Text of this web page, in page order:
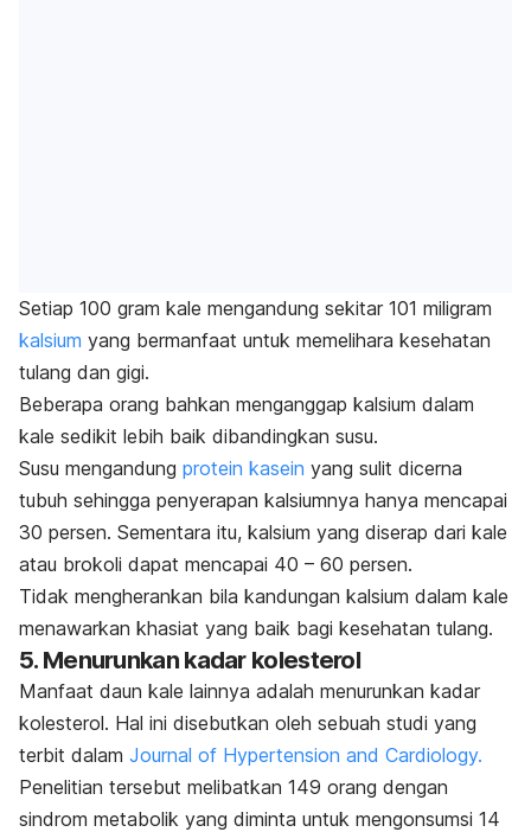
Setiap 100 gram kale mengandung sekitar 101 miligram
kalsium yang bermanfaat untuk memelihara kesehatan
tulang dan gigi.
Beberapa orang bahkan menganggap kalsium dalam
kale sedikit lebih baik dibandingkan susu.
Susu mengandung protein kasein yang sulit dicerna
tubuh sehingga penyerapan kalsiumnya hanya mencapai
30 persen. Sementara itu, kalsium yang diserap dari kale
atau brokoli dapat mencapai 40 – 60 persen.
Tidak mengherankan bila kandungan kalsium dalam kale
menawarkan khasiat yang baik bagi kesehatan tulang.
5. Menurunkan kadar kolesterol
Manfaat daun kale lainnya adalah menurunkan kadar
kolesterol. Hal ini disebutkan oleh sebuah studi yang
terbit dalam Journal of Hypertension and Cardiology.
Penelitian tersebut melibatkan 149 orang dengan
sindrom metabolik yang diminta untuk mengonsumsi 14